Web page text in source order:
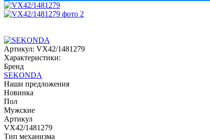
Артикул: VX42/1481279
Характеристики:
Бренд
SEKONDA
Наши предложения
Новинка
Пол
Мужские
Артикул
VX42/1481279
Тип механизма